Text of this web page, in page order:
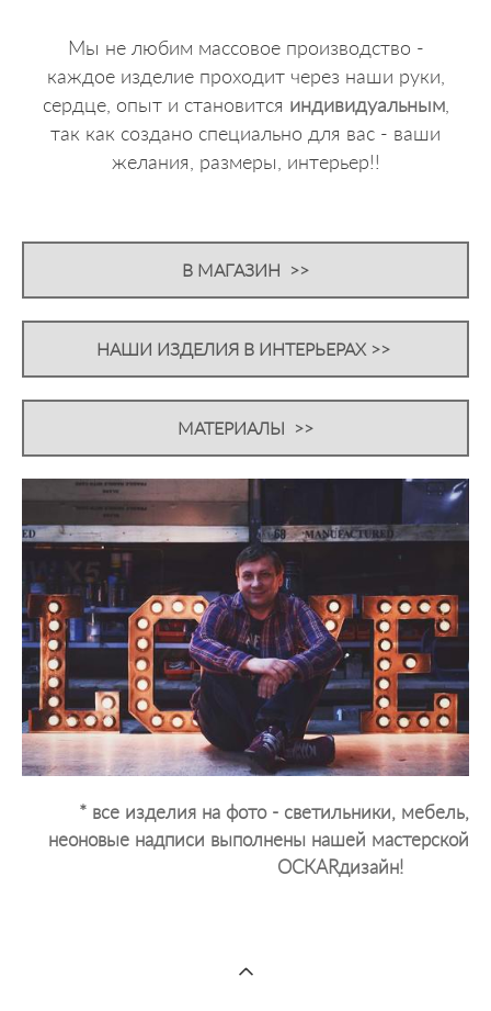
Мы не любим массовое производство -
каждое изделие проходит через наши руки,
сердце, опыт и становится индивидуальным,
так как создано специально для вас - ваши
желания, размеры, интерьер!!
В МАГАЗИН >>
НАШИ ИЗДЕЛИЯ В ИНТЕРЬЕРАХ >>
МАТЕРИАЛЫ >>
* все изделия на фото - светильники, мебель,
неоновые надписи выполнены нашей мастерской
ОСКАRдизайн!